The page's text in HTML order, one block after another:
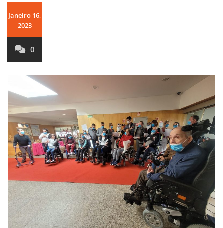
Janeiro 16,
2023
0